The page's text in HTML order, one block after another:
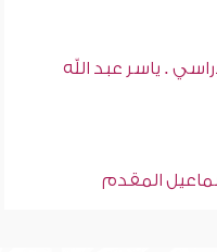
. ياسر عبد الله